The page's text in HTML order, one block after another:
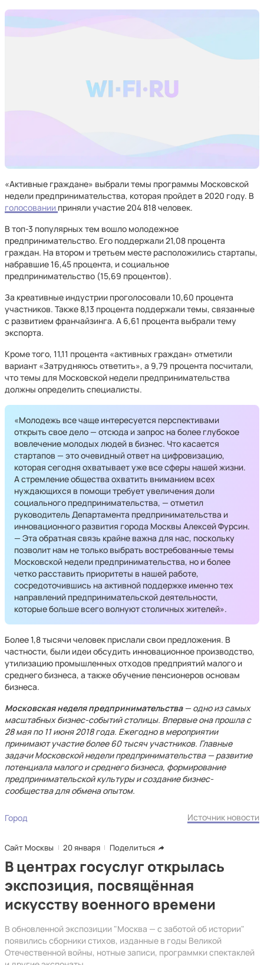
«Активные граждане» выбрали темы программы Московской
недели предпринимательства, которая пройдет в 2020 году. В
голосовании приняли участие 204 818 человек.
В топ-3 популярных тем вошло молодежное
предпринимательство. Его поддержали 21,08 процента
граждан. На втором и третьем месте расположились стартапы,
набравшие 16,45 процента, и социальное
предпринимательство (15,69 процентов).
За креативные индустрии проголосовали 10,60 процента
участников. Также 8,13 процента поддержали темы, связанные
с развитием франчайзинга. А 6,61 процента выбрали тему
экспорта.
Кроме того, 11,11 процента «активных граждан» отметили
вариант «Затрудняюсь ответить», а 9,79 процента посчитали,
что темы для Московской недели предпринимательства
должны определить специалисты.
«Молодежь все чаще интересуется перспективами
открыть свое дело — отсюда и запрос на более глубокое
вовлечение молодых людей в бизнес. Что касается
стартапов — это очевидный ответ на цифровизацию,
которая сегодня охватывает уже все сферы нашей жизни.
А стремление общества охватить вниманием всех
нуждающихся в помощи требует увеличения доли
социального предпринимательства, — отметил
руководитель Департамента предпринимательства и
инновационного развития города Москвы Алексей Фурсин.
— Эта обратная связь крайне важна для нас, поскольку
позволит нам не только выбрать востребованные темы
Московской недели предпринимательства, но и более
четко расставить приоритеты в нашей работе,
сосредоточившись на активной поддержке именно тех
направлений предпринимательской деятельности,
которые больше всего волнуют столичных жителей».
Более 1,8 тысячи человек прислали свои предложения. В
частности, были идеи обсудить инновационное производство,
утилизацию промышленных отходов предприятий малого и
среднего бизнеса, а также обучение пенсионеров основам
бизнеса.
Московская неделя предпринимательства — одно из самых
масштабных бизнес-событий столицы. Впервые она прошла с
28 мая по 11 июня 2018 года. Ежегодно в мероприятии
принимают участие более 60 тысяч участников. Главные
задачи Московской недели предпринимательства — развитие
потенциала малого и среднего бизнеса, формирование
предпринимательской культуры и создание бизнес-
сообщества для обмена опытом.
Город Источник новости
Сайт Москвы 20 января Поделиться
В центрах госуслуг открылась
экспозиция, посвящённая
искусству военного времени
В обновленной экспозиции "Москва — с заботой об истории"
появились сборники стихов, изданные в годы Великой
Отечественной войны, нотные записи, программки спектаклей